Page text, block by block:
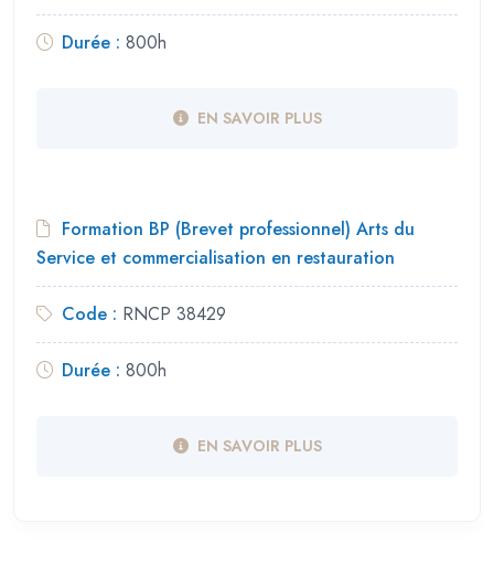
Durée : 800h
EN SAVOIR PLUS
Formation BP (Brevet professionnel) Arts du
Service et commercialisation en restauration
Code : RNCP 38429
Durée : 800h
EN SAVOIR PLUS